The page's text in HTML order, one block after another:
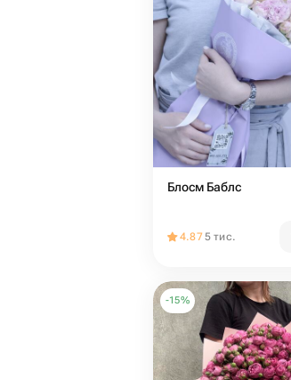
Блосм Баблс
4.875 тис.
-15%